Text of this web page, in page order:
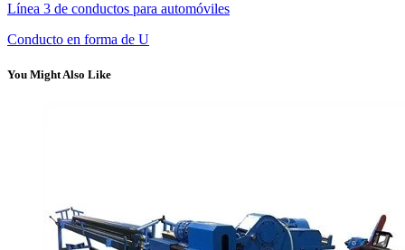
Línea 3 de conductos para automóviles
Conducto en forma de U
You Might Also Like